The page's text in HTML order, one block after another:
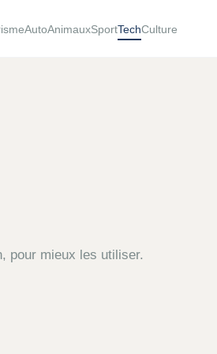
AutoAnimauxSportTechCulture
pour mieux les utiliser.